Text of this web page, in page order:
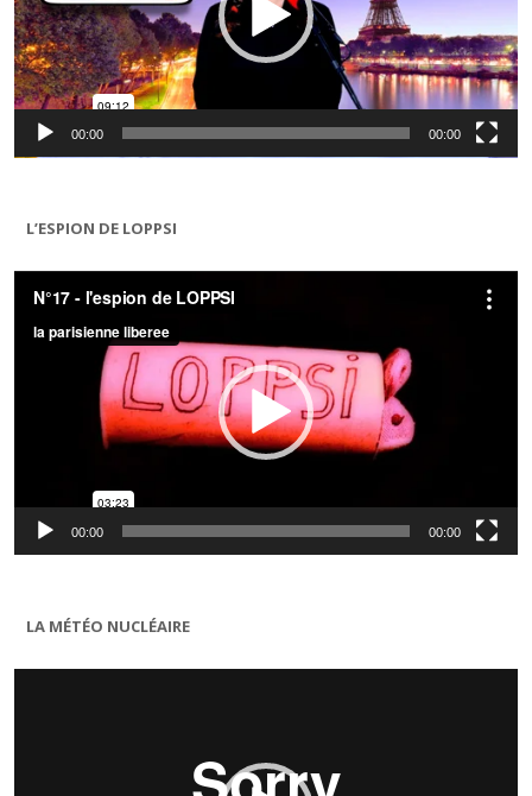
00:00 00:00
L’ESPION DE LOPPSI
Lecteur
vidéo
00:00 00:00
LA MÉTÉO NUCLÉAIRE
Lecteur